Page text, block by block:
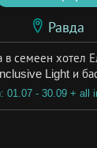
Равда
в семеен хотел
Light и
01.07 - 30.09 + all